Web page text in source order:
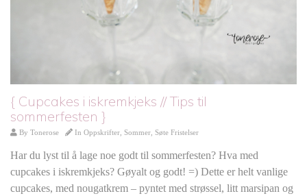
{ Cupcakes i iskremkjeks // Tips til
sommerfesten }
By Tonerose In Oppskrifter, Sommer, Søte Fristelser
Har du lyst til å lage noe godt til sommerfesten? Hva med
cupcakes i iskremkjeks? Gøyalt og godt! =) Dette er helt vanlige
cupcakes, med nougatkrem – pyntet med strøssel, litt marsipan og